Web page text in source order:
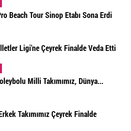
Beach Tour Sinop Etabı Sona Erdi
Ligi'ne Çeyrek Finalde Veda Etti
Milli Takımımız, Dünya...
Takımımız Çeyrek Finalde